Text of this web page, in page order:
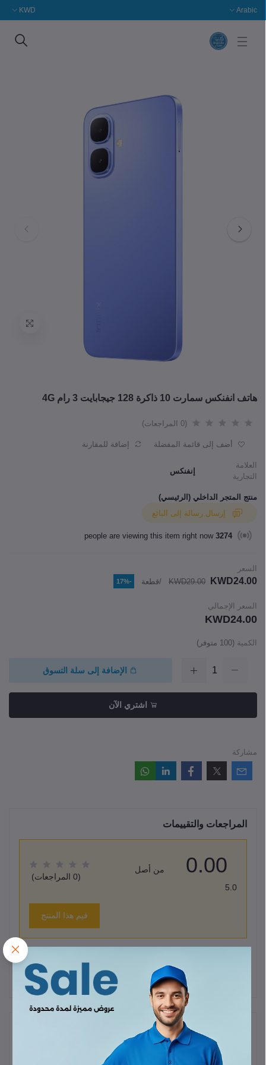
Arabic
KWD
هاتف انفنكس سمارت 10 ذاكرة 128 جيجابايت 3 رام 4G
(0 المراجعات)
أضف إلى قائمة المفضلة إضافة للمقارنة
العلامة
التجارية
إنفنكس
منتج المتجر الداخلي (الرئيسي)
3274
people are viewing this item right now
السعر
KWD24.00
KWD29.00 /قطعة -17%
السعر الإجمالي
KWD24.00
الكمية (
100 متوفر)
الإضافة إلى سلة التسوق
اشتري الآن
مشاركة
المراجعات والتقييمات
0.00
من أصل
5.0
(0 المراجعات)
قيم هذا المنتج
لا يوجد هناك مراجعات لهذا المنتج حتى الآن.